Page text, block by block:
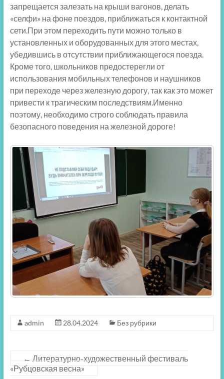
запрещается залезать на крыши вагонов, делать
«селфи» на фоне поездов, приближаться к контактной
сети.При этом переходить пути можно только в
установленных и оборудованных для этого местах,
убедившись в отсутствии приближающегося поезда.
Кроме того, школьников предостерегли от
использования мобильных телефонов и наушников
при переходе через железную дорогу, так как это может
привести к трагическим последствиям.Именно
поэтому, необходимо строго соблюдать правила
безопасного поведения на железной дороге!
admin 28.04.2024 Без рубрики
← Литературно-художественный фестиваль
«Рубцовская весна»